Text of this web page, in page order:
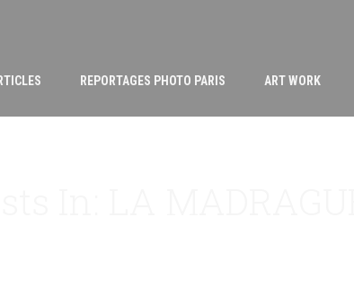
REPORTAGES PHOTO PARIS ART WORK